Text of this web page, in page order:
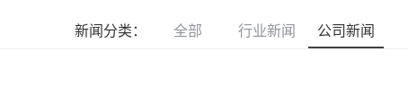
新闻分类： 全部 行业新闻 公司新闻